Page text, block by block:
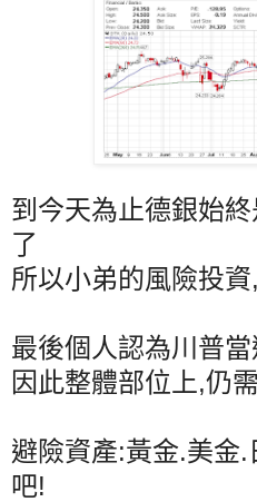
到今天為止德銀始
了
所以小弟的風險投
最後個人認為川普
因此整體部位上,仍
避險資產:黃金.美金
吧!